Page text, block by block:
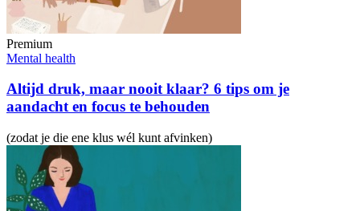
Premium
Mental health
Altijd druk, maar nooit klaar? 6 tips om je
aandacht en focus te behouden
(zodat je die ene klus wél kunt afvinken)